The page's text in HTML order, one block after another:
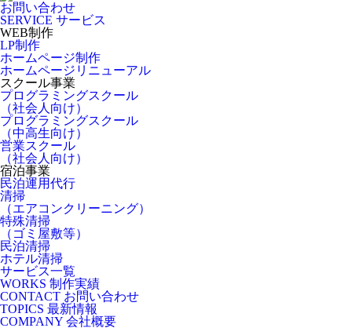
お問い合わせ
SERVICE サービス
WEB制作
LP制作
ホームページ制作
ホームページリニューアル
スクール事業
プログラミングスクール
（社会人向け）
プログラミングスクール
（中高生向け）
営業スクール
（社会人向け）
宿泊事業
民泊運用代行
清掃
（エアコンクリーニング）
特殊清掃
（ゴミ屋敷等）
民泊清掃
ホテル清掃
サービス一覧
WORKS 制作実績
CONTACT お問い合わせ
TOPICS 最新情報
COMPANY 会社概要